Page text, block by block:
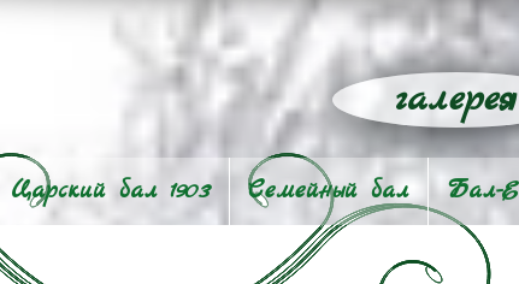
галерея
Царский бал 1903 Семейный бал Бал-